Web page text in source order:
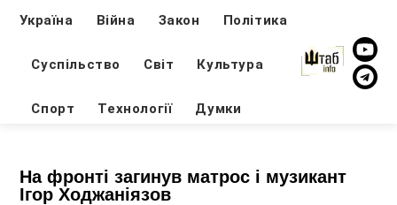
Україна Війна Закон Політика
Суспільство Світ Культура
Спорт Технології Думки
На фронті загинув матрос і музикант
Ігор Ходжаніязов